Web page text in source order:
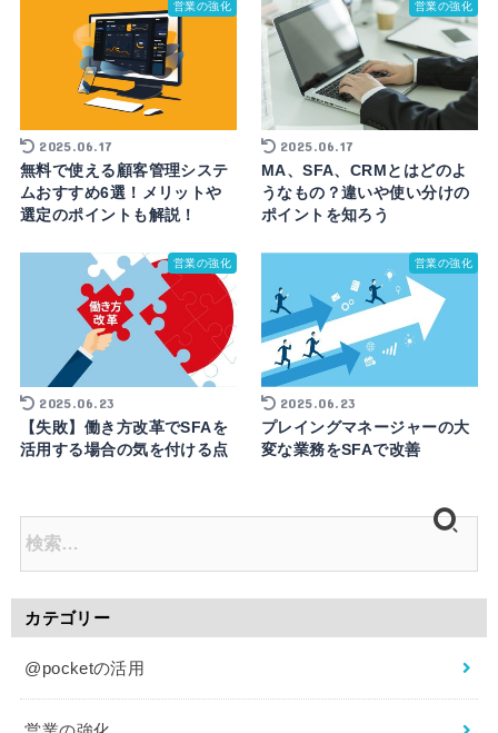
営業の強化
2025.06.17
無料で使える顧客管理システ
ムおすすめ6選！メリットや
選定のポイントも解説！
営業の強化
2025.06.17
MA、SFA、CRMとはどのよ
うなもの？違いや使い分けの
ポイントを知ろう
営業の強化
2025.06.23
【失敗】働き方改革でSFAを
活用する場合の気を付ける点
営業の強化
2025.06.23
プレイングマネージャーの大
変な業務をSFAで改善
カテゴリー
@pocketの活用